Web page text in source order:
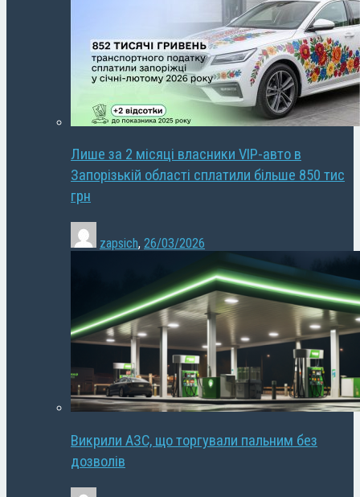
Лише за 2 місяці власники VIP-авто в
Запорізькій області сплатили більше 850 тис
грн
zapsich, 26/03/2026
Викрили АЗС, що торгували пальним без
дозволів